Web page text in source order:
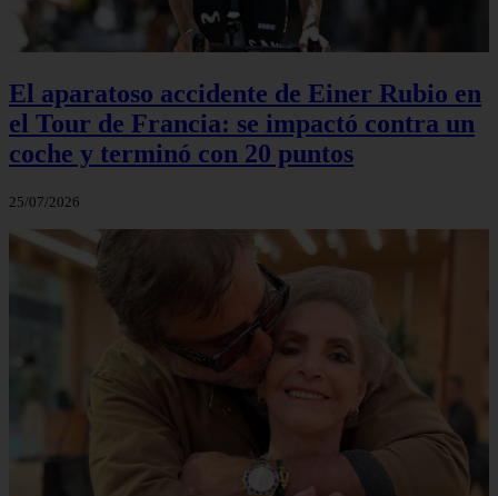
El aparatoso accidente de Einer Rubio en
el Tour de Francia: se impactó contra un
coche y terminó con 20 puntos
25/07/2026